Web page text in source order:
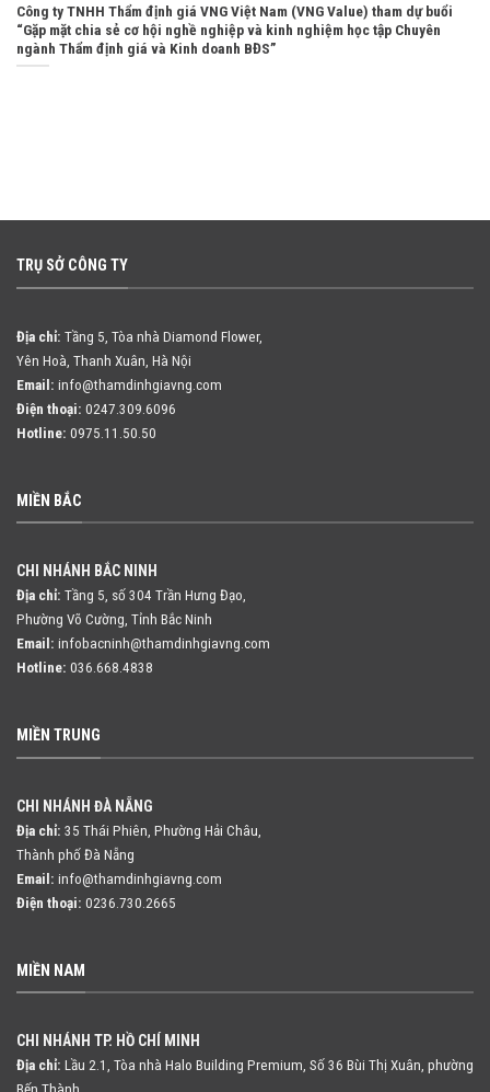
Công ty TNHH Thẩm định giá VNG Việt Nam (VNG Value) tham dự buổi
“Gặp mặt chia sẻ cơ hội nghề nghiệp và kinh nghiệm học tập Chuyên
ngành Thẩm định giá và Kinh doanh BĐS”
TRỤ SỞ CÔNG TY
Địa chỉ: Tầng 5, Tòa nhà Diamond Flower,
Yên Hoà, Thanh Xuân, Hà Nội
Email: info@thamdinhgiavng.com
Điện thoại: 0247.309.6096
Hotline: 0975.11.50.50
MIỀN BẮC
CHI NHÁNH BẮC NINH
Địa chỉ: Tầng 5, số 304 Trần Hưng Đạo,
Phường Võ Cường, Tỉnh Bắc Ninh
Email: infobacninh@thamdinhgiavng.com
Hotline: 036.668.4838
MIỀN TRUNG
CHI NHÁNH ĐÀ NẴNG
Địa chỉ: 35 Thái Phiên, Phường Hải Châu,
Thành phố Đà Nẵng
Email: info@thamdinhgiavng.com
Điện thoại: 0236.730.2665
MIỀN NAM
CHI NHÁNH TP. HỒ CHÍ MINH
Địa chỉ: Lầu 2.1, Tòa nhà Halo Building Premium, Số 36 Bùi Thị Xuân, phường